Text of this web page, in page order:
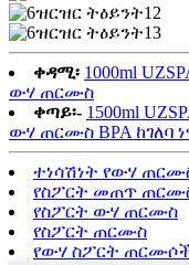
ቀዳሚ፡ 1000ml
ውሃ ጠርሙስ
ቀጣይ፡- 1500ml
ውሃ ጠርሙስ BPA ከገለባ
ተነሳሽነት የውሃ
የስፖርት መጠጥ
የስፖርት ውሃ ጠርሙስ
የስፖርት ጠርሙስ
የውሃ ስፖርት